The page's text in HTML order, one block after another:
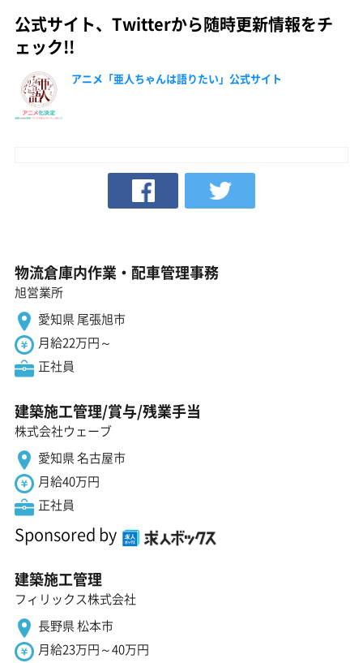
公式サイト、Twitterから随時更新情報をチ
ェック!!
アニメ「亜人ちゃんは語りたい」公式サイト
物流倉庫内作業・配車管理事務
旭営業所
愛知県 尾張旭市
月給22万円～
正社員
建築施工管理/賞与/残業手当
株式会社ウェーブ
愛知県 名古屋市
月給40万円
正社員
Sponsored by
建築施工管理
フィリックス株式会社
長野県 松本市
月給23万円～40万円